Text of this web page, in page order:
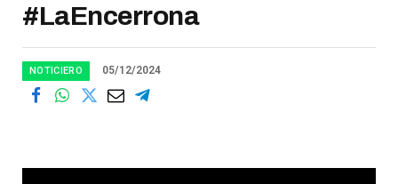
#LaEncerrona
NOTICIERO 05/12/2024